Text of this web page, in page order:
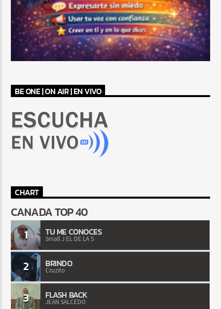
BE ONE | ON AIR | EN VIVO
CHART
CANADA TOP 40
1 TU ME CONOCES
Small J EL DE LA S
2 BRINDO
Cruzito
3 FLASH BACK
JEAN SALCEDO